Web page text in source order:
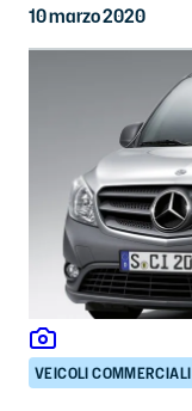
10 marzo 2020
VEICOLI COMMERCIALI